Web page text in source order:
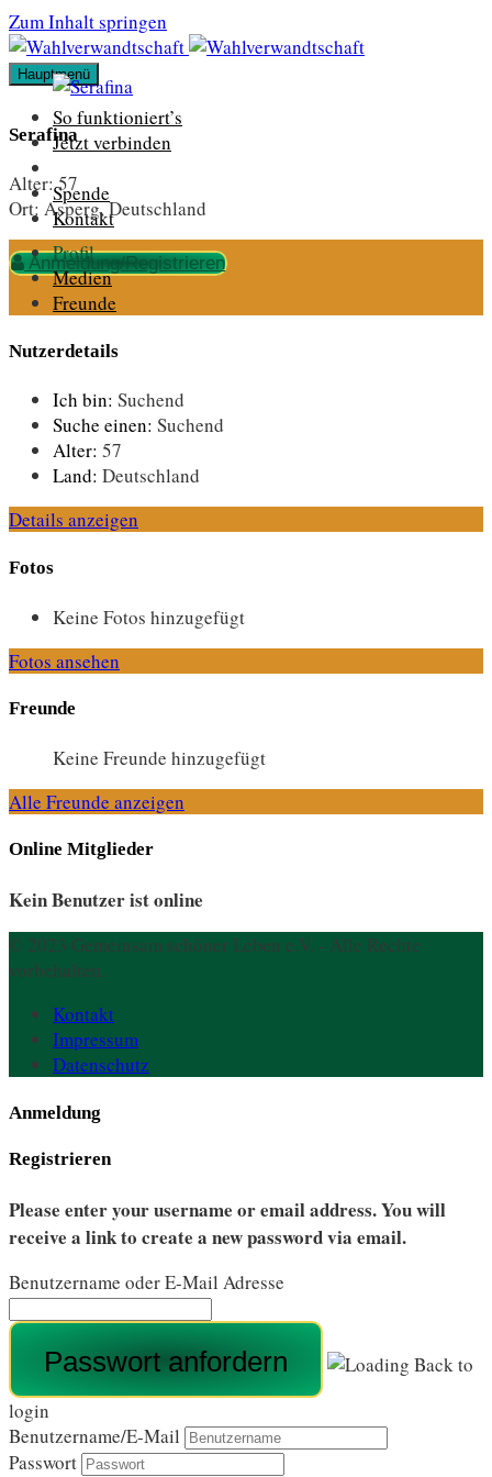
Zum Inhalt springen
Hauptmenü
So funktioniert’s
Jetzt verbinden
Spende
Kontakt
Anmeldung/Registrieren
Serafina
Alter:57
Ort: Asperg, Deutschland
Profil
Medien
Freunde
Nutzerdetails
Ich bin: Suchend
Suche einen: Suchend
Alter: 57
Land: Deutschland
Details anzeigen
Fotos
Keine Fotos hinzugefügt
Fotos ansehen
Freunde
Keine Freunde hinzugefügt
Alle Freunde anzeigen
Online Mitglieder
Kein Benutzer ist online
© 2023 Gemeinsam schöner Leben e.V. - Alle Rechte
vorbehalten.
Kontakt
Impressum
Datenschutz
Anmeldung
Registrieren
Please enter your username or email address. You will
receive a link to create a new password via email.
Benutzername oder E-Mail Adresse
Back to
login
Benutzername/E-Mail
Passwort